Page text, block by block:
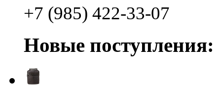
+7 (985) 422-33-07
Новые поступления: